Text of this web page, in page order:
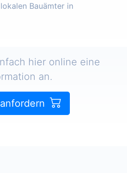
Bauämter in
hier online eine
an.